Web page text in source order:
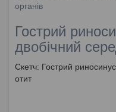
органів
Гострий
двобічний
Скетч: Гострий
отит